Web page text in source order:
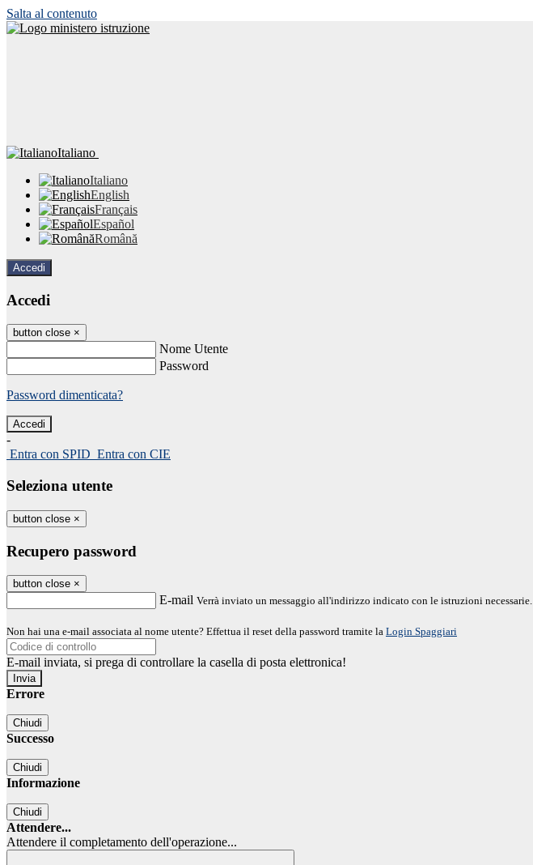
Salta al contenuto
Italiano
Italiano
English
Français
Español
Română
Accedi
Accedi
button close ×
Nome Utente
Password
Password dimenticata?
-
Entra con SPID Entra con CIE
Seleziona utente
button close ×
Recupero password
button close ×
E-mail Verrà inviato un messaggio all'indirizzo indicato con le istruzioni necessarie.
Non hai una e-mail associata al nome utente? Effettua il reset della password tramite la Login Spaggiari
E-mail inviata, si prega di controllare la casella di posta elettronica!
Errore
Chiudi
Successo
Chiudi
Informazione
Chiudi
Attendere...
Attendere il completamento dell'operazione...